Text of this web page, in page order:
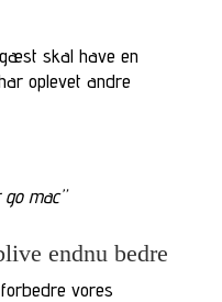
skal have en
oplevet andre
mac”
endnu bedre
vores